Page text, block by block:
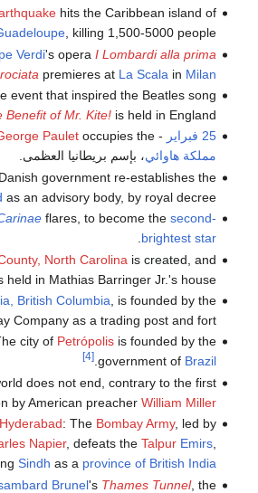
hits the Caribbean island of
, killing 1,500-5000 people.
Verdi's opera I Lombardi alla prima
premieres at La Scala in Milan
event that inspired the Beatles song
Benefit of Mr. Kite!is held in England.
25 فبراير
-
Pauletoccupies the
مملكة هاوائي، بإسم بريطانيا العظمى.
government re-establishes the
as an advisory body, by royal decree.
flares, to become the second-
brightest star
.
North Carolina is created, and
held in Mathias Barringer Jr.'s house.
British Columbia , is founded by the
Company as a trading post and fort.
city of Petrópolisis founded by the
government of Brazil
.
[4]
does not end, contrary to the first
by American preacher William Miller
: The Bombay Army, led by
Napier, defeats the Talpur Emirs,
Sindh as a province of British India
Brunel's Thames Tunnel, the